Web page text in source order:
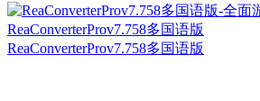
ReaConverterProv7.758多国语版
ReaConverterProv7.758多国语版